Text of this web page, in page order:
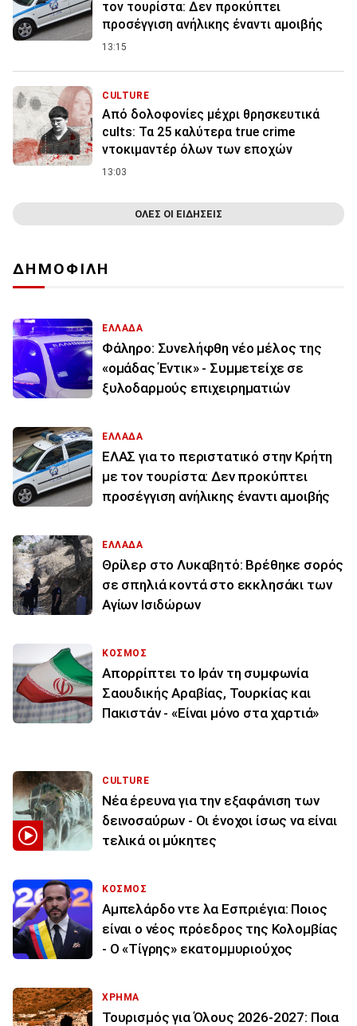
τον τουρίστα: Δεν προκύπτει
προσέγγιση ανήλικης έναντι αμοιβής
13:15
CULTURE
Από δολοφονίες μέχρι θρησκευτικά
cults: Τα 25 καλύτερα true crime
ντοκιμαντέρ όλων των εποχών
13:03
ΟΛΕΣ ΟΙ ΕΙΔΗΣΕΙΣ
ΔΗΜΟΦΙΛΗ
ΕΛΛΑΔΑ
Φάληρο: Συνελήφθη νέο μέλος της
«ομάδας Έντικ» - Συμμετείχε σε
ξυλοδαρμούς επιχειρηματιών
ΕΛΛΑΔΑ
ΕΛΑΣ για το περιστατικό στην Κρήτη
με τον τουρίστα: Δεν προκύπτει
προσέγγιση ανήλικης έναντι αμοιβής
ΕΛΛΑΔΑ
Θρίλερ στο Λυκαβητό: Βρέθηκε σορός
σε σπηλιά κοντά στο εκκλησάκι των
Αγίων Ισιδώρων
ΚΟΣΜΟΣ
Απορρίπτει το Ιράν τη συμφωνία
Σαουδικής Αραβίας, Τουρκίας και
Πακιστάν - «Είναι μόνο στα χαρτιά»
CULTURE
Νέα έρευνα για την εξαφάνιση των
δεινοσαύρων - Οι ένοχοι ίσως να είναι
τελικά οι μύκητες
ΚΟΣΜΟΣ
Αμπελάρδο ντε λα Εσπριέγια: Ποιος
είναι ο νέος πρόεδρος της Κολομβίας
- Ο «Τίγρης» εκατομμυριούχος
ΧΡΗΜΑ
Τουρισμός για Όλους 2026-2027: Ποια